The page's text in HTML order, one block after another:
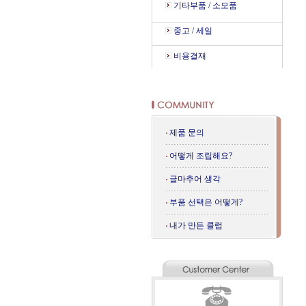
기타부품 / 소모품
중고 / 세일
비용결재
제품 문의
어떻게 조립해요?
글마추어 생각
부품 선택은 어떻게?
내가 만든 클럽